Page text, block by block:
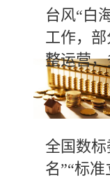
台风“白
工作，
整运营
全国数
名”“标